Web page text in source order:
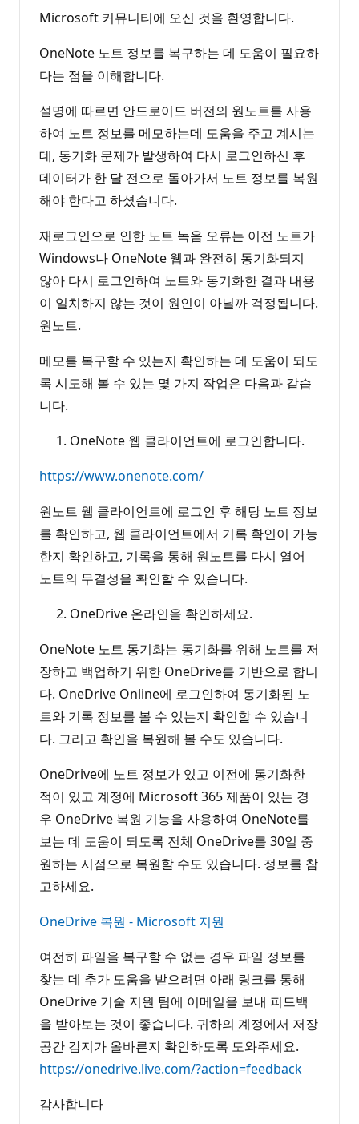
Microsoft 커뮤니티에 오신 것을 환영합니다.
OneNote 노트 정보를 복구하는 데 도움이 필요하
다는 점을 이해합니다.
설명에 따르면 안드로이드 버전의 원노트를 사용
하여 노트 정보를 메모하는데 도움을 주고 계시는
데, 동기화 문제가 발생하여 다시 로그인하신 후
데이터가 한 달 전으로 돌아가서 노트 정보를 복원
해야 한다고 하셨습니다.
재로그인으로 인한 노트 녹음 오류는 이전 노트가
Windows나 OneNote 웹과 완전히 동기화되지
않아 다시 로그인하여 노트와 동기화한 결과 내용
이 일치하지 않는 것이 원인이 아닐까 걱정됩니다.
원노트.
메모를 복구할 수 있는지 확인하는 데 도움이 되도
록 시도해 볼 수 있는 몇 가지 작업은 다음과 같습
니다.
OneNote 웹 클라이언트에 로그인합니다.
https://www.onenote.com/
원노트 웹 클라이언트에 로그인 후 해당 노트 정보
를 확인하고, 웹 클라이언트에서 기록 확인이 가능
한지 확인하고, 기록을 통해 원노트를 다시 열어
노트의 무결성을 확인할 수 있습니다.
OneDrive 온라인을 확인하세요.
OneNote 노트 동기화는 동기화를 위해 노트를 저
장하고 백업하기 위한 OneDrive를 기반으로 합니
다. OneDrive Online에 로그인하여 동기화된 노
트와 기록 정보를 볼 수 있는지 확인할 수 있습니
다. 그리고 확인을 복원해 볼 수도 있습니다.
OneDrive에 노트 정보가 있고 이전에 동기화한
적이 있고 계정에 Microsoft 365 제품이 있는 경
우 OneDrive 복원 기능을 사용하여 OneNote를
보는 데 도움이 되도록 전체 OneDrive를 30일 중
원하는 시점으로 복원할 수도 있습니다. 정보를 참
고하세요.
OneDrive 복원 - Microsoft 지원
여전히 파일을 복구할 수 없는 경우 파일 정보를
찾는 데 추가 도움을 받으려면 아래 링크를 통해
OneDrive 기술 지원 팀에 이메일을 보내 피드백
을 받아보는 것이 좋습니다. 귀하의 계정에서 저장
공간 감지가 올바른지 확인하도록 도와주세요.
https://onedrive.live.com/?action=feedback
감사합니다